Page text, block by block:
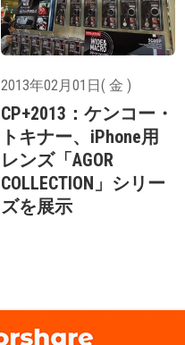
2013年02月01日( 金 )
CP+2013：ケンコー・
トキナー、iPhone用
レンズ「AGOR
COLLECTION」シリー
ズを展示